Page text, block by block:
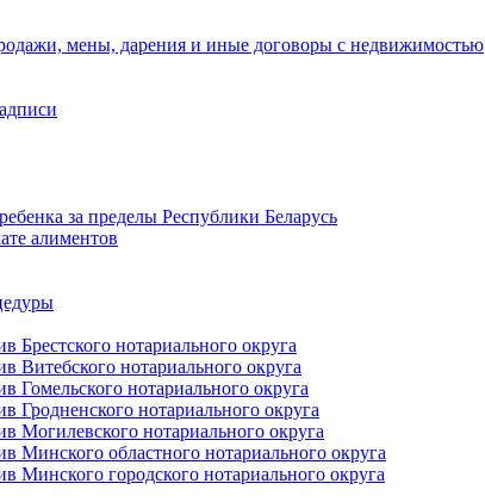
мены, дарения и иные договоры с недвижимостью
за пределы Республики Беларусь
алиментов
Брестского нотариального округа
Витебского нотариального округа
Гомельского нотариального округа
Гродненского нотариального округа
Могилевского нотариального округа
Минского областного нотариального округа
Минского городского нотариального округа